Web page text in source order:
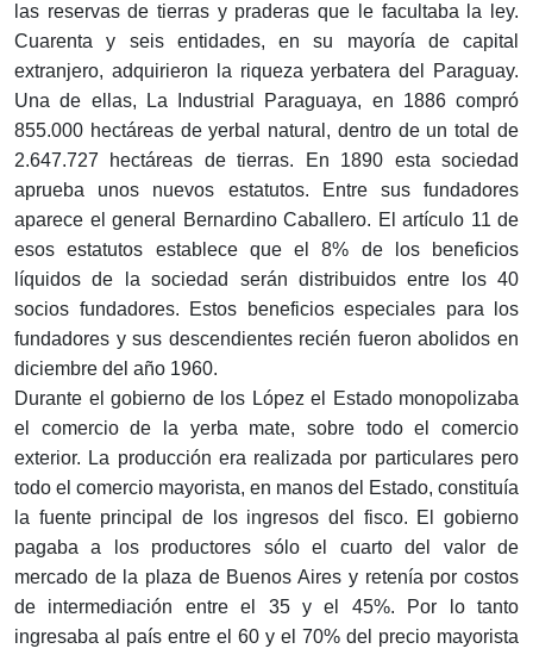
las reservas de tierras y praderas que le facultaba la ley.
Cuarenta y seis entidades, en su mayoría de capital
extranjero, adquirieron la riqueza yerbatera del Paraguay.
Una de ellas, La Industrial Paraguaya, en 1886 compró
855.000 hectáreas de yerbal natural, dentro de un total de
2.647.727 hectáreas de tierras. En 1890 esta sociedad
aprueba unos nuevos estatutos. Entre sus fundadores
aparece el general Bernardino Caballero. El artículo 11 de
esos estatutos establece que el 8% de los beneficios
líquidos de la sociedad serán distribuidos entre los 40
socios fundadores. Estos beneficios especiales para los
fundadores y sus descendientes recién fueron abolidos en
diciembre del año 1960.
Durante el gobierno de los López el Estado monopolizaba
el comercio de la yerba mate, sobre todo el comercio
exterior. La producción era realizada por particulares pero
todo el comercio mayorista, en manos del Estado, constituía
la fuente principal de los ingresos del fisco. El gobierno
pagaba a los productores sólo el cuarto del valor de
mercado de la plaza de Buenos Aires y retenía por costos
de intermediación entre el 35 y el 45%. Por lo tanto
ingresaba al país entre el 60 y el 70% del precio mayorista